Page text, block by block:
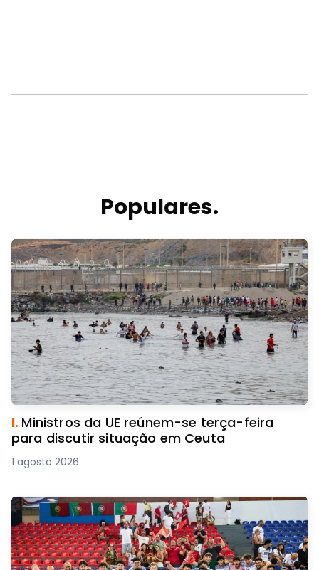
Populares.
I. Ministros da UE reúnem-se terça-feira
para discutir situação em Ceuta
1 agosto 2026